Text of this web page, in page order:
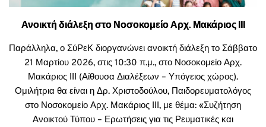
Ανοικτή διάλεξη στο Νοσοκομείο Αρχ. Μακάριος ΙΙΙ
Παράλληλα, ο ΣύΡεΚ διοργανώνει ανοικτή διάλεξη το Σάββατο
21 Μαρτίου 2026, στις 10:30 π.μ., στο Νοσοκομείο Αρχ.
Μακάριος ΙΙΙ (Αίθουσα Διαλέξεων – Υπόγειος χώρος).
Ομιλήτρια θα είναι η Δρ. Χριστοδούλου, Παιδορευματολόγος
στο Νοσοκομείο Αρχ. Μακάριος ΙΙΙ, με θέμα: «Συζήτηση
Ανοικτού Τύπου – Ερωτήσεις για τις Ρευματικές και